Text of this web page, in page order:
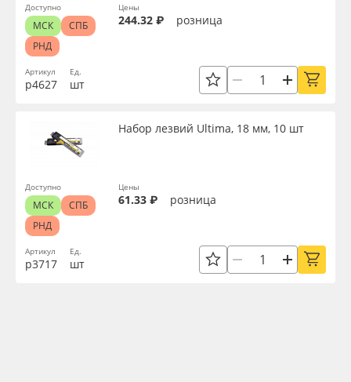
Артикул
р4627
Ед.
шт
Цены
244.32 ₽ розница
Доступно
МСК
СПБ
РНД
Артикул
р3717
Набор лезвий Ultima, 18 мм, 10 шт
Ед.
шт
Цены
61.33 ₽ розница
Доступно
МСК
СПБ
РНД